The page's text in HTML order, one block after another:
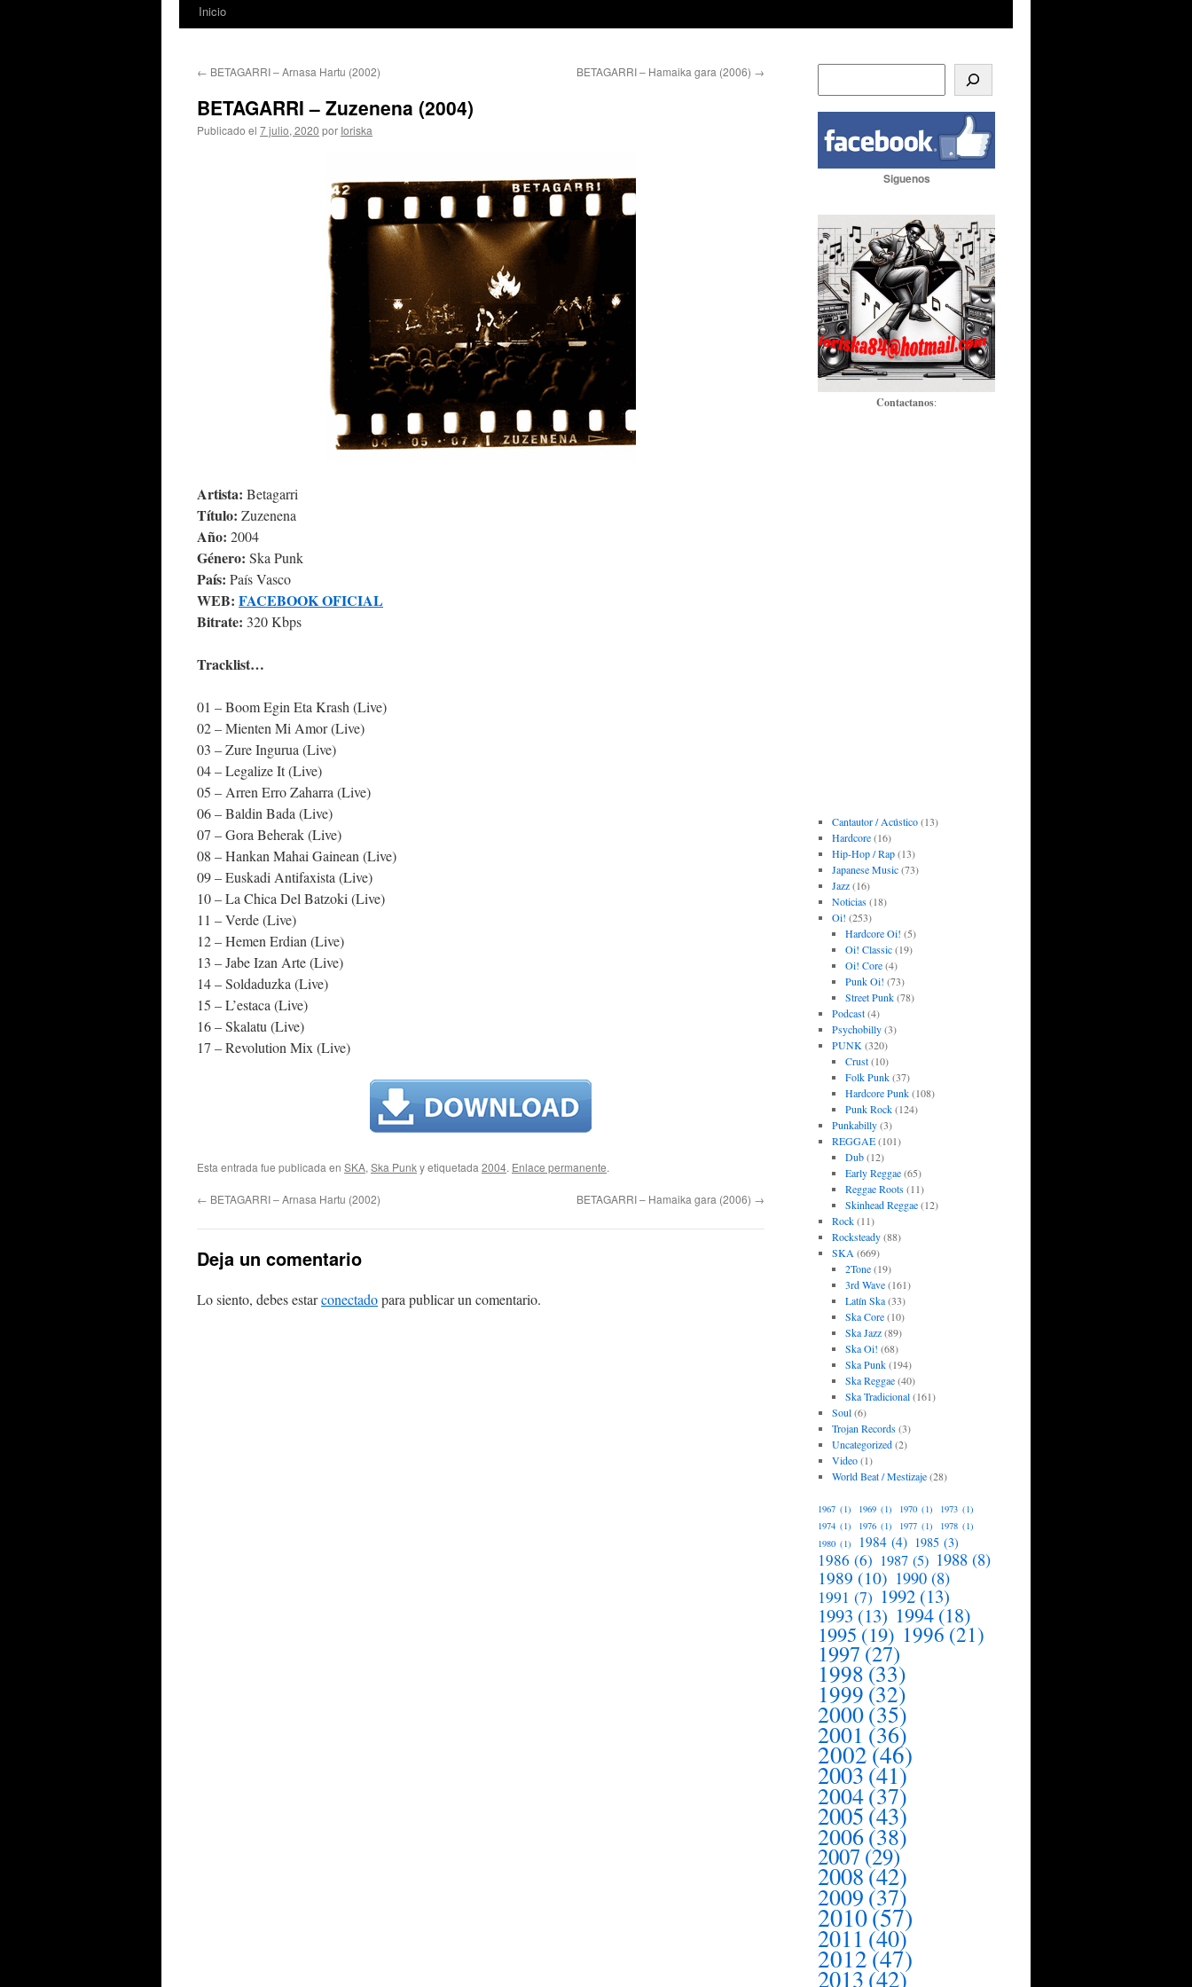
Inicio
← BETAGARRI – Arnasa Hartu (2002) BETAGARRI – Hamaika gara (2006) →
BETAGARRI – Zuzenena (2004)
Publicado el 7 julio, 2020 por Ioriska
Artista: Betagarri
Título: Zuzenena
Año: 2004
Género: Ska Punk
País: País Vasco
WEB: FACEBOOK OFICIAL
Bitrate: 320 Kbps
Tracklist…
01 – Boom Egin Eta Krash (Live)
02 – Mienten Mi Amor (Live)
03 – Zure Ingurua (Live)
04 – Legalize It (Live)
05 – Arren Erro Zaharra (Live)
06 – Baldin Bada (Live)
07 – Gora Beherak (Live)
08 – Hankan Mahai Gainean (Live)
09 – Euskadi Antifaxista (Live)
10 – La Chica Del Batzoki (Live)
11 – Verde (Live)
12 – Hemen Erdian (Live)
13 – Jabe Izan Arte (Live)
14 – Soldaduzka (Live)
15 – L’estaca (Live)
16 – Skalatu (Live)
17 – Revolution Mix (Live)
Esta entrada fue publicada en SKA, Ska Punky etiquetada 2004. Enlace permanente.
← BETAGARRI – Arnasa Hartu (2002) BETAGARRI – Hamaika gara (2006) →
Deja un comentario
Lo siento, debes estarconectadopara publicar un comentario.
Siguenos
Contactanos:
Cantautor / Acústico(13)
Hardcore(16)
Hip-Hop / Rap(13)
Japanese Music(73)
Jazz(16)
Noticias(18)
Oi! (253)
Hardcore Oi! (5)
Oi! Classic(19)
Oi! Core(4)
Punk Oi! (73)
Street Punk(78)
Podcast(4)
Psychobilly(3)
PUNK (320)
Crust(10)
Folk Punk(37)
Hardcore Punk(108)
Punk Rock(124)
Punkabilly(3)
REGGAE(101)
Dub(12)
Early Reggae(65)
Reggae Roots(11)
Skinhead Reggae(12)
Rock(11)
Rocksteady(88)
SKA (669)
2Tone(19)
3rd Wave(161)
Latín Ska(33)
Ska Core(10)
Ska Jazz(89)
Ska Oi! (68)
Ska Punk(194)
Ska Reggae(40)
Ska Tradicional(161)
Soul(6)
Trojan Records(3)
Uncategorized(2)
Video(1)
World Beat / Mestizaje(28)
1967 (1) 1969 (1) 1970 (1) 1973 (1)
1974 (1) 1976 (1) 1977 (1) 1978 (1)
1980 (1) 1984 (4) 1985 (3)
1986 (6) 1987 (5) 1988 (8)
1989 (10) 1990 (8)
1991 (7) 1992 (13)
1993 (13) 1994 (18)
1995 (19) 1996 (21)
1997(27)
1998(33)
1999 (32)
2000(35)
2001 (36)
2002(46)
2003 (41)
2004(37)
2005(43)
2006(38)
2007 (29)
2008(42)
2009 (37)
2010(57)
2011 (40)
2012(47)
2013 (42)